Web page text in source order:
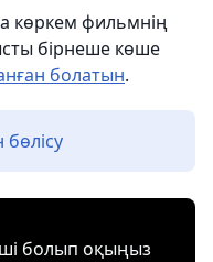
көркем фильмнің
бірнеше көше
болатын.
болып оқыңыз